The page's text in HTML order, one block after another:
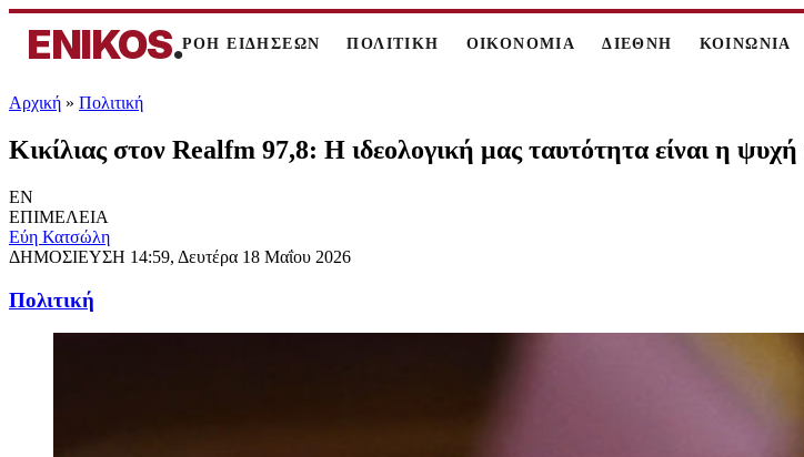
ENIKOS.ΡΟΗ ΕΙΔΗΣΕΩΝ ΠΟΛΙΤΙΚΗ ΟΙΚΟΝΟΜΙΑ ΔΙΕΘΝΗ ΚΟΙΝΩΝΙΑ
Αρχική » Πολιτική
Κικίλιας στον Realfm 97,8: Η ιδεολογική μας ταυτότητα είναι η
EN
ΕΠΙΜΕΛΕΙΑ
Εύη Κατσώλη
ΔΗΜΟΣΙΕΥΣΗ 14:59, Δευτέρα 18 Μαΐου 2026
Πολιτική